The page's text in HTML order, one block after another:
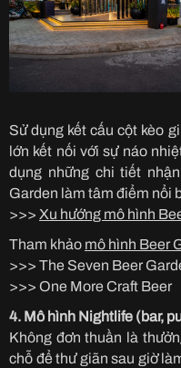
Sử dụng kết cấu cột kèo
lớn kết nối với sự náo
dụng những chi tiết
Garden làm tâm điểm nổi
>>> Xu hướng mô hình
Tham khảo mô hình Beer
>>> The Seven Beer
>>> One More Craft Beer
4. Mô hình Nightlife (bar,
Không đơn thuần là
chỗ để thư giãn sau giờ